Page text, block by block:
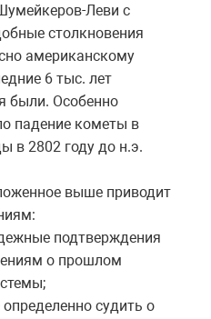
Леви с
столкновения
американскому
6 тыс. лет
были. Особенно
падение кометы в
в 2802 году до н.э.
выше приводит
подтверждения
о прошлом
судить о